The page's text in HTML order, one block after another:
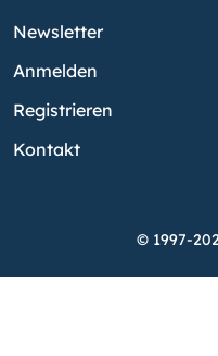
Newsletter
Anmelden
Registrieren
Kontakt
© 1997-